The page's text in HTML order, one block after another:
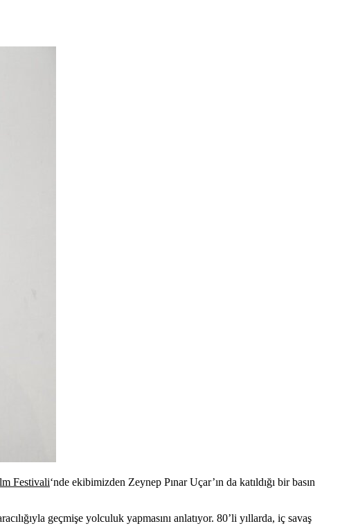
Festivali‘nde ekibimizden Zeynep Pınar Uçar’ın da katıldığı bir basın
geçmişe yolculuk yapmasını anlatıyor. 80’li yıllarda, iç savaş